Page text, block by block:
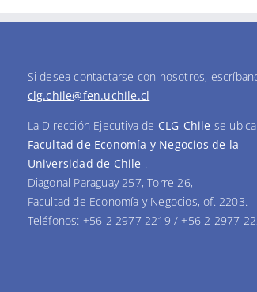
Si desea contactarse con nosotros,
clg.chile@fen.uchile.cl
La Dirección Ejecutiva de CLG-Chile se
Facultad de Economía y Negocios de la
Universidad de Chile .
Diagonal Paraguay 257, Torre 26,
Facultad de Economía y Negocios, of. 2203.
Teléfonos: +56 2 2977 2219 / +56 2 2977